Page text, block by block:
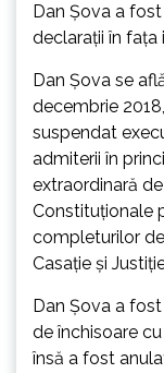
Dan Șova a
declarații în fața
Dan Șova se
decembrie
suspendat
admiterii în
extraordinară
Constituţionale
completurilor
Casaţie şi
Dan Șova a
de închisoare
însă a fost